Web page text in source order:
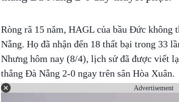
Ròng rã 15 năm, HAGL của bầu Đức không
Nẵng. Họ đã nhận đến 18 thất bại trong 33
Nhưng hôm nay (8/4), lịch sử đã được viết
thắng Đà Nẵng 2-0 ngay trên sân Hòa Xuân.
Advertisement